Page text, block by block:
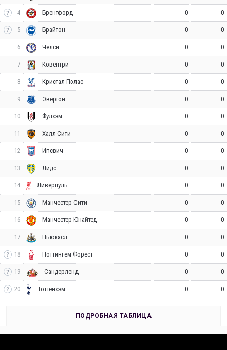
4 Брентфорд 0 0
5 Брайтон 0 0
6 Челси 0 0
7 Ковентри 0 0
8 Кристал Пэлас 0 0
9 Эвертон 0 0
10 Фулхэм 0 0
11 Халл Сити 0 0
12 Ипсвич 0 0
13 Лидс 0 0
14 Ливерпуль 0 0
15 Манчестер Сити 0 0
16 Манчестер Юнайтед 0 0
17 Ньюкасл 0 0
18 Ноттингем Форест 0 0
19 Сандерленд 0 0
20 Тоттенхэм 0 0
ПОДРОБНАЯ ТАБЛИЦА